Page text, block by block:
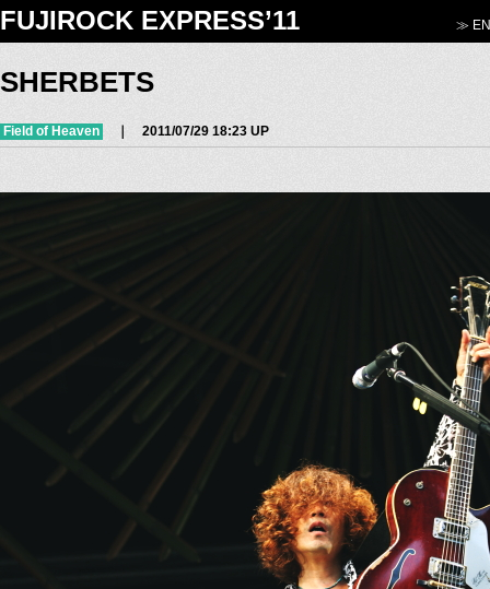
FUJIROCK EXPRESS’11 ≫
SHERBETS
Field of Heaven ｜ 2011/07/29 18:23 UP